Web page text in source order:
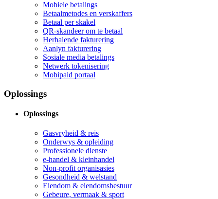
Mobiele betalings
Betaalmetodes en verskaffers
Betaal per skakel
QR-skandeer om te betaal
Herhalende fakturering
Aanlyn fakturering
Sosiale media betalings
Netwerk tokenisering
Mobipaid portaal
Oplossings
Oplossings
Gasvryheid & reis
Onderwys & opleiding
Professionele dienste
e-handel & kleinhandel
Non-profit organisasies
Gesondheid & welstand
Eiendom & eiendomsbestuur
Gebeure, vermaak & sport